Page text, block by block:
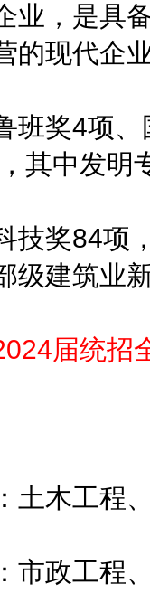
业，是具
的现代企
奖4项、
其中发明
奖84项，
级建筑业
届统招
木工程、
政工程、